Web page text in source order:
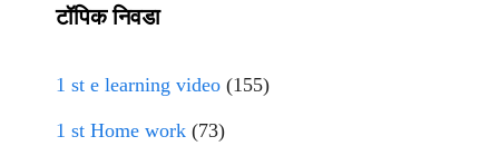
टॉपिक निवडा
1 st e learning video (155)
1 st Home work (73)